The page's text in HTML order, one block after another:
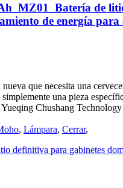
de
de energía para
nueva que necesita una
una pieza
Chushang
, Lámpara, Cerrar,